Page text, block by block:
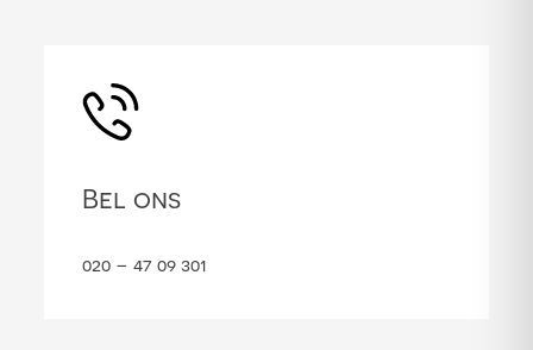
Bel ons
020 – 47 09 301